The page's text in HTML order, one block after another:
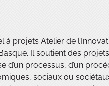
à projets Atelier de
Il soutient des
d’un processus, d’un
sociaux ou